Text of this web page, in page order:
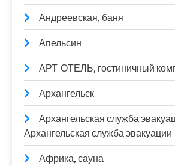
Андреевская, баня
Апельсин
АРТ-ОТЕЛЬ, гостиничный
Архангельск
Архангельская служба
Архангельская служба эвакуации
Африка, сауна